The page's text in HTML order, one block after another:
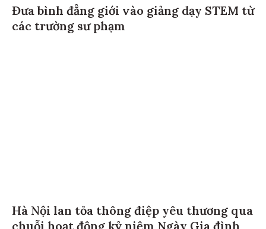
Đưa bình đẳng giới vào giảng dạy STEM từ
các trường sư phạm
Hà Nội lan tỏa thông điệp yêu thương qua
chuỗi hoạt động kỷ niệm Ngày Gia đình